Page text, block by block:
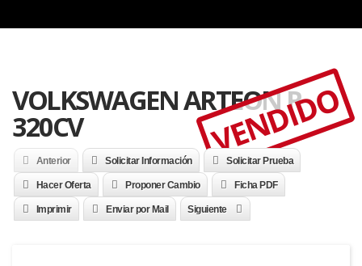
VOLKSWAGEN ARTEON R
320CV VENDIDO
Anterior Solicitar Información Solicitar Prueba
Hacer Oferta Proponer Cambio Ficha PDF
Imprimir Enviar por Mail Siguiente